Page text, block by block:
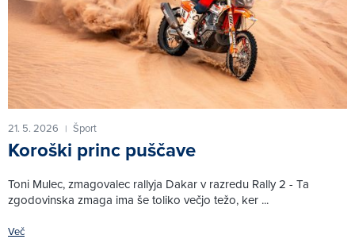
21. 5. 2026 | Šport
Koroški princ puščave
Toni Mulec, zmagovalec rallyja Dakar v razredu Rally 2 - Ta
zgodovinska zmaga ima še toliko večjo težo, ker ...
Več